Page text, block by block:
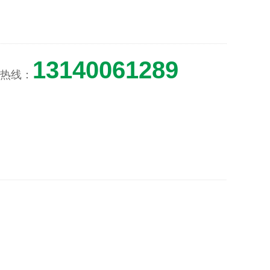
线： 13140061289